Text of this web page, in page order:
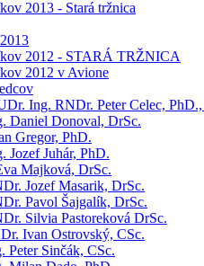
2013 - Stará tržnica
2012 - STARÁ TRŽNICA
2012 v Avione
Ing. RNDr. Peter Celec,
Daniel Donoval, DrSc.
Gregor, PhD.
Jozef Juhár, PhD.
Majková, DrSc.
Jozef Masarik, DrSc.
Pavol Šajgalík, DrSc.
Silvia Pastoreková DrSc.
Ivan Ostrovský, CSc.
Peter Sinčák, CSc.